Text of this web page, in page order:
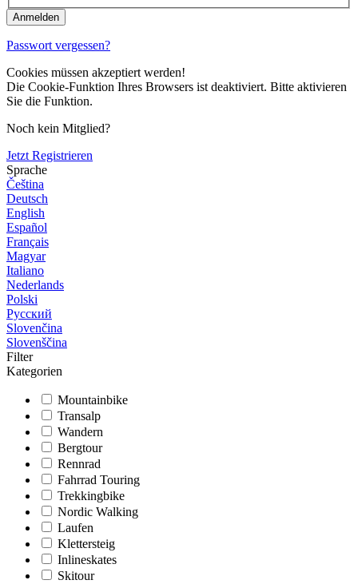
Passwort vergessen?
Cookies müssen akzeptiert werden!
Die Cookie-Funktion Ihres Browsers ist deaktiviert. Bitte aktivieren
Sie die Funktion.
Noch kein Mitglied?
Jetzt Registrieren
Sprache
Čeština
Deutsch
English
Español
Français
Magyar
Italiano
Nederlands
Polski
Русский
Slovenčina
Slovenščina
Filter
Kategorien
Mountainbike
Transalp
Wandern
Bergtour
Rennrad
Fahrrad Touring
Trekkingbike
Nordic Walking
Laufen
Klettersteig
Inlineskates
Skitour